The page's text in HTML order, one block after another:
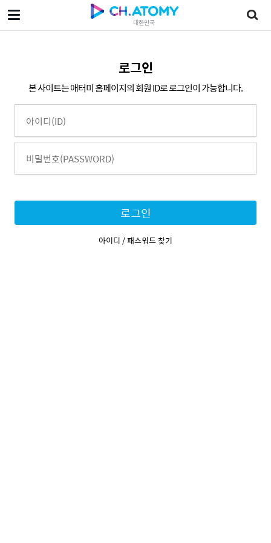
대한민국
로그인
본 사이트는 애터미 홈페이지의 회원 ID로 로그인이 가능합니다.
로그인
아이디 / 패스워드 찾기